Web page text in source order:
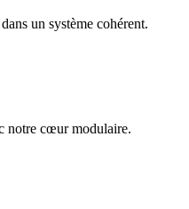
un système cohérent.
notre cœur modulaire.